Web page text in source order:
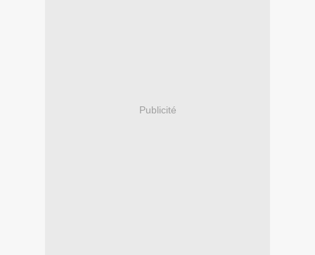
Publicité